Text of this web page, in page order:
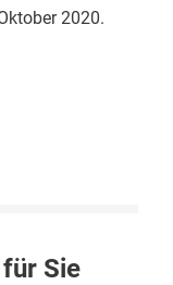
2020.
Sie